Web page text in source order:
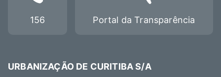
156 Portal da Transparência
URBANIZAÇÃO DE CURITIBA S/A